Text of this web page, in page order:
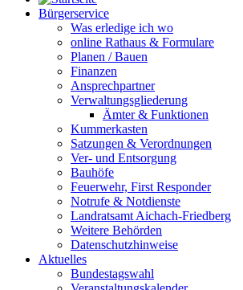
Bürgerservice
Was erledige ich wo
online Rathaus & Formulare
Planen / Bauen
Finanzen
Ansprechpartner
Verwaltungsgliederung
Ämter & Funktionen
Kummerkasten
Satzungen & Verordnungen
Ver- und Entsorgung
Bauhöfe
Feuerwehr, First Responder
Notrufe & Notdienste
Landratsamt Aichach-Friedberg
Weitere Behörden
Datenschutzhinweise
Aktuelles
Bundestagswahl